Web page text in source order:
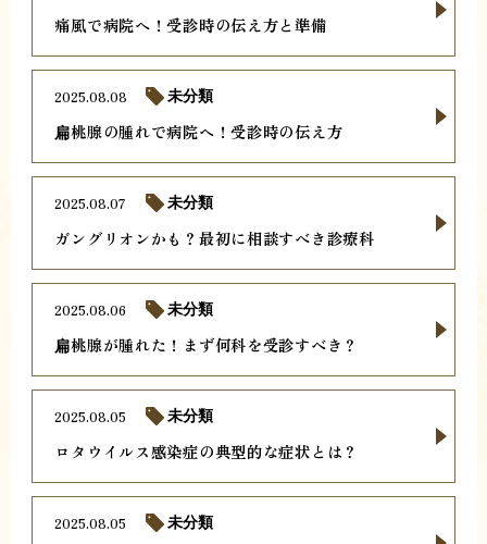
痛風で病院へ！受診時の伝え方と準備
扁桃腺の腫れで病院へ！受診時の伝え方
2025.08.08 未分類
ガングリオンかも？最初に相談すべき診療科
2025.08.07 未分類
扁桃腺が腫れた！まず何科を受診すべき？
2025.08.06 未分類
ロタウイルス感染症の典型的な症状とは？
2025.08.05 未分類
2025.08.05 未分類